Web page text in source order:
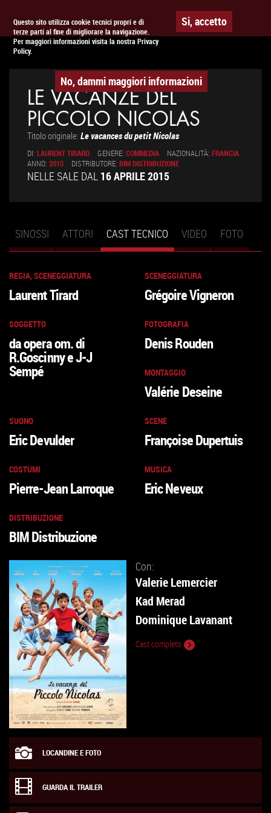
Questo sito utilizza cookie tecnici propri e di
terze parti al fine di migliorare la navigazione.
Per maggiori informazioni visita la nostra Privacy
Policy.
Si, accetto
No, dammi maggiori informazioni
APPUNTAMENTO AL CINEMA
LE VACANZE DEL
PICCOLO NICOLAS
Titolo originale: Le vacances du petit Nicolas
DI: LAURENT TIRARD GENERE: COMMEDIA NAZIONALITÀ: FRANCIA
ANNO: 2015 DISTRIBUTORE: BIM DISTRIBUZIONE
NELLE SALE DAL 16 APRILE 2015
Schede primarie
SINOSSI ATTORI CAST TECNICO (SCHEDA
ATTIVA)
VIDEO FOTO
REGIA, SCENEGGIATURA
Laurent Tirard
SCENEGGIATURA
Grégoire Vigneron
SOGGETTO
da opera om. di
R.Goscinny e J-J
Sempé
FOTOGRAFIA
Denis Rouden
MONTAGGIO
Valérie Deseine
SUONO
Eric Devulder
SCENE
Françoise Dupertuis
COSTUMI
Pierre-Jean Larroque
MUSICA
Eric Neveux
DISTRIBUZIONE
BIM Distribuzione
Con:
Valerie Lemercier
Kad Merad
Dominique Lavanant
Cast completo
LOCANDINE E FOTO
GUARDA IL TRAILER